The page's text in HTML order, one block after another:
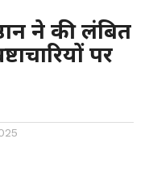
ने की लंबित
पर